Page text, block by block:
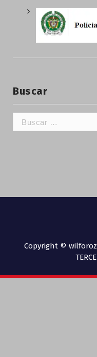
Buscar
Copyright © wilforoz